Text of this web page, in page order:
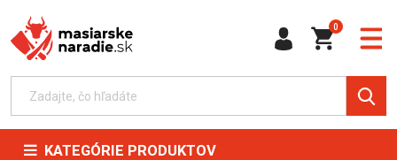
0
KATEGÓRIE PRODUKTOV